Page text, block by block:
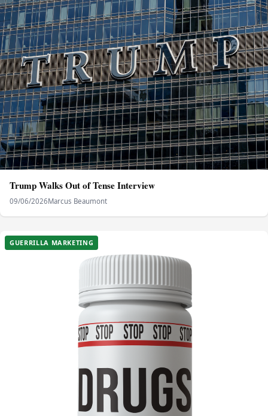
Trump Walks Out of Tense Interview
09/06/2026Marcus Beaumont
GUERRILLA MARKETING